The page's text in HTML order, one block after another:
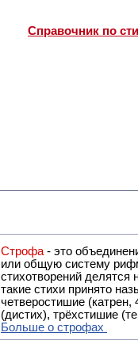
Справочник по
Строфа - это объединение двух
или общую систему рифм, и регулярно или периодически
стихотворений делятся на строфы и т.о. являются строфическими.
такие стихи принято называть астрофическими. Самая популярная строфа в русской поэзии -
четверостишие
(дистих), трёхстишие
Больше о строфах